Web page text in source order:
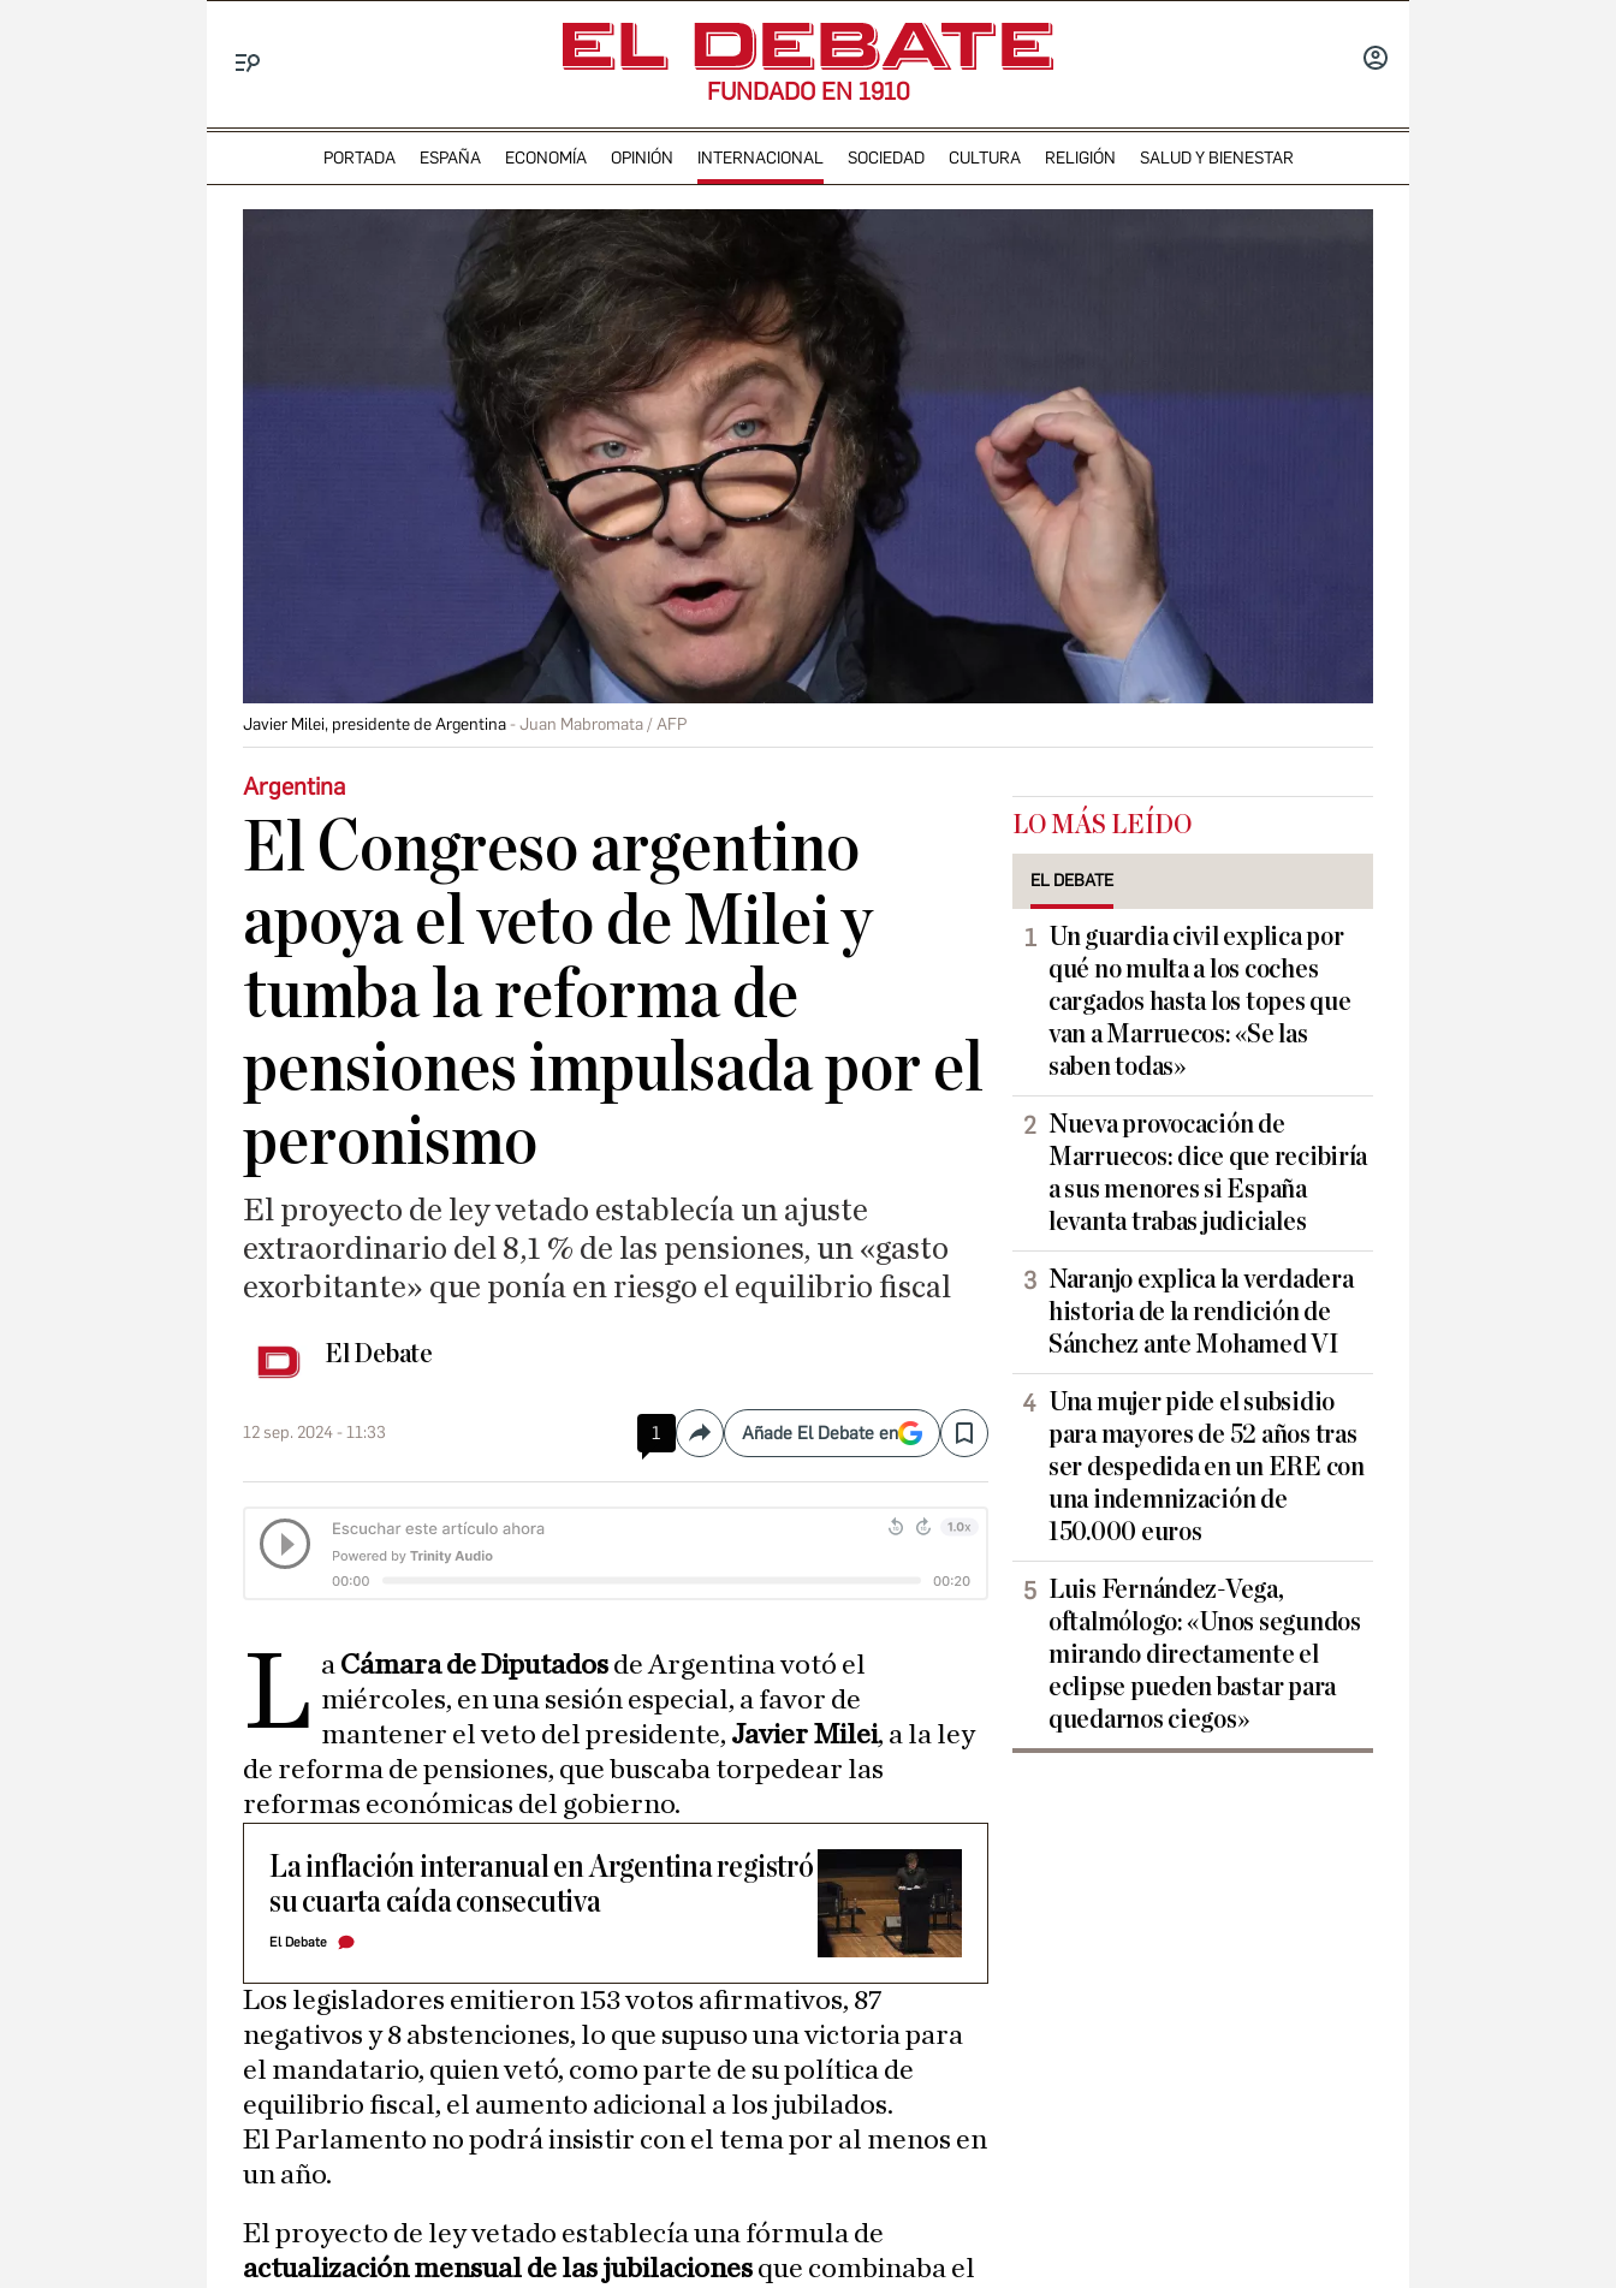
FUNDADO EN 1910
PORTADA ESPAÑA ECONOMÍA OPINIÓN INTERNACIONAL SOCIEDAD CULTURA RELIGIÓN SALUD Y BIENESTAR
Javier Milei, presidente de Argentina Juan Mabromata / AFP
Argentina
El Congreso argentino
apoya el veto de Milei y
tumba la reforma de
pensiones impulsada por el
peronismo
El proyecto de ley vetado establecía un ajuste
extraordinario del 8,1 % de las pensiones, un «gasto
exorbitante» que ponía en riesgo el equilibrio fiscal
El Debate
12 sep. 2024 - 11:33 1 CompartirAñade El Debate en Save
L a Cámara de Diputados de Argentina votó el
miércoles, en una sesión especial, a favor de
mantener el veto del presidente, Javier Milei, a la ley
de reforma de pensiones, que buscaba torpedear las
reformas económicas del gobierno.
La inflación interanual en Argentina registró
su cuarta caída consecutiva
El Debate
Los legisladores emitieron 153 votos afirmativos, 87
negativos y 8 abstenciones, lo que supuso una victoria para
el mandatario, quien vetó, como parte de su política de
equilibrio fiscal, el aumento adicional a los jubilados.
El Parlamento no podrá insistir con el tema por al menos en
un año.
El proyecto de ley vetado establecía una fórmula de
actualización mensual de las jubilaciones que combinaba el
LO MÁS LEÍDO
EL DEBATE
Un guardia civil explica por
qué no multa a los coches
cargados hasta los topes que
van a Marruecos: «Se las
saben todas»
Nueva provocación de
Marruecos: dice que recibiría
a sus menores si España
levanta trabas judiciales
Naranjo explica la verdadera
historia de la rendición de
Sánchez ante Mohamed VI
Una mujer pide el subsidio
para mayores de 52 años tras
ser despedida en un ERE con
una indemnización de
150.000 euros
Luis Fernández-Vega,
oftalmólogo: «Unos segundos
mirando directamente el
eclipse pueden bastar para
quedarnos ciegos»